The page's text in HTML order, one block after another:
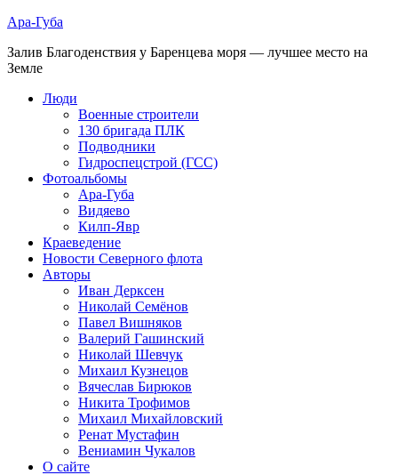
Ара-Губа
Залив Благоденствия у Баренцева моря — лучшее место на
Земле
Люди
Военные строители
130 бригада ПЛК
Подводники
Гидроспецстрой (ГСС)
Фотоальбомы
Ара-Губа
Видяево
Килп-Явр
Краеведение
Новости Северного флота
Авторы
Иван Дерксен
Николай Семёнов
Павел Вишняков
Валерий Гашинский
Николай Шевчук
Михаил Кузнецов
Вячеслав Бирюков
Никита Трофимов
Михаил Михайловский
Ренат Мустафин
Вениамин Чукалов
О сайте